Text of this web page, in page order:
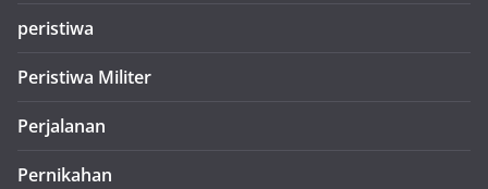
peristiwa
Peristiwa Militer
Perjalanan
Pernikahan